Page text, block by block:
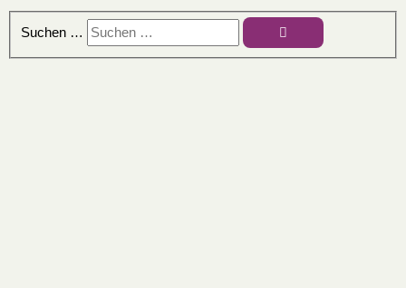
Suchen …